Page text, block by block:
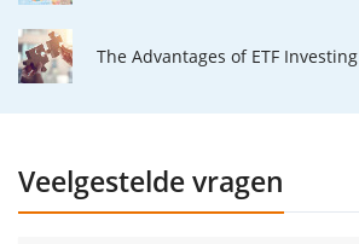
The Advantages of ETF Investing
Veelgestelde vragen